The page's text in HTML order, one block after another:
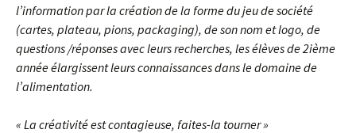
l’information par la création de la forme du jeu de société
(cartes, plateau, pions, packaging), de son nom et logo, de
questions /réponses avec leurs recherches, les élèves de 2ième
année élargissent leurs connaissances dans le domaine de
l’alimentation.
« La créativité est contagieuse, faites-la tourner »